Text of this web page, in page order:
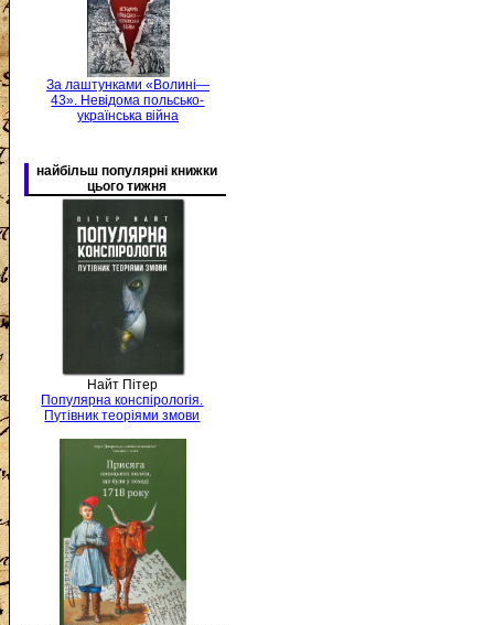
За лаштунками «Волині—
43». Невідома польсько-
українська війна
найбільш популярні книжки
цього тижня
Найт Пітер
Популярна конспірологія.
Путівник теоріями змови